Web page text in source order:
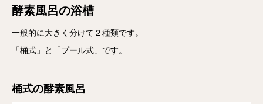
酵素風呂の浴槽
一般的に大きく分けて２種類です。
「桶式」と「プール式」です。
桶式の酵素風呂